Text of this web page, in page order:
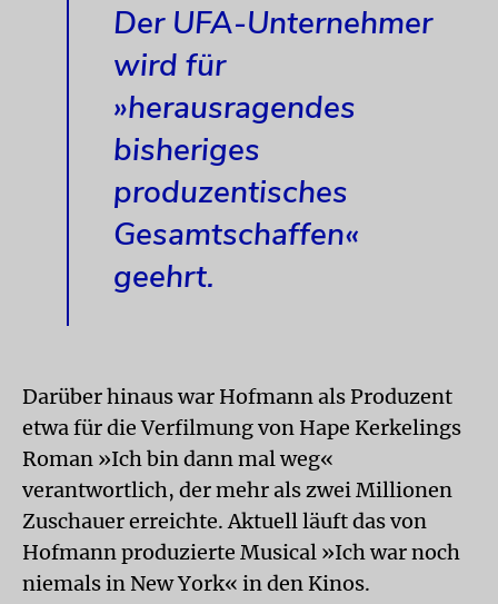
Der UFA-Unternehmer
wird für
»herausragendes
bisheriges
produzentisches
Gesamtschaffen«
geehrt.
Darüber hinaus war Hofmann als Produzent
etwa für die Verfilmung von Hape Kerkelings
Roman »Ich bin dann mal weg«
verantwortlich, der mehr als zwei Millionen
Zuschauer erreichte. Aktuell läuft das von
Hofmann produzierte Musical »Ich war noch
niemals in New York« in den Kinos.